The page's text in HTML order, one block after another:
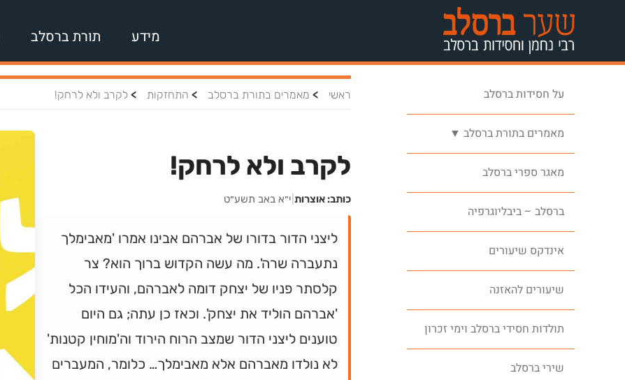
מידע תורת ברסלב
על חסידות ברסלב
מאמרים בתורת ברסלב ▼
מאגר ספרי ברסלב
ברסלב – ביבליוגרפיה
אינדקס שיעורים
שיעורים להאזנה
תולדות חסידי ברסלב וימי זכרון
שירי ברסלב
ראשי > מאמרים בתורת ברסלב > התחזקות > לקרב ולא לרחק!
לקרב ולא לרחק!
כותב: אוצרות י״א באב תשע״ט
ליצני הדור בדורו של אברהם אבינו אמרו 'מאבימלך
נתעברה שרה'. מה עשה הקדוש ברוך הוא? צר
קלסתר פניו של יצחק דומה לאברהם, והעידו הכל
'אברהם הוליד את יצחק'. וכאז כן עתה; גם היום
טוענים ליצני הדור שמצב הרוח הירוד וה'מוחין קטנות'
לא נולדו מאברהם אלא מאבימלך… כלומר, המעברים